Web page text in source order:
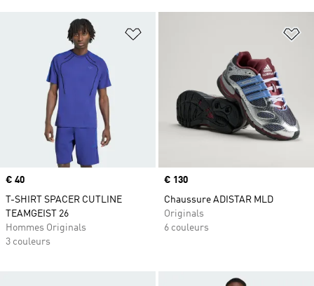
Ajouter à la Liste de produits
Prix
€ 40
T-SHIRT SPACER CUTLINE
TEAMGEIST 26
Hommes Originals
3 couleurs
Prix
€ 130
Chaussure ADISTAR MLD
Originals
6 couleurs